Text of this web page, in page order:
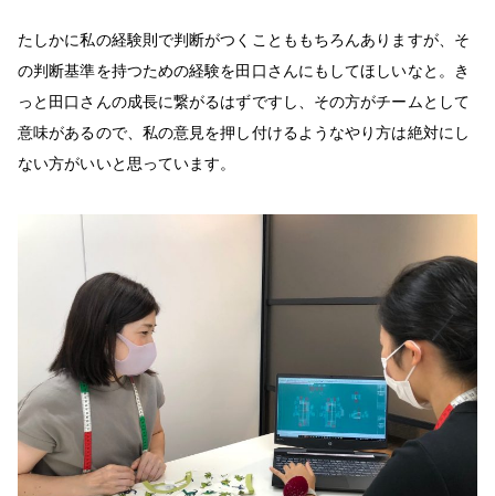
たしかに私の経験則で判断がつくことももちろんありますが、そ
の判断基準を持つための経験を田口さんにもしてほしいなと。き
っと田口さんの成長に繋がるはずですし、その方がチームとして
意味があるので、私の意見を押し付けるようなやり方は絶対にし
ない方がいいと思っています。